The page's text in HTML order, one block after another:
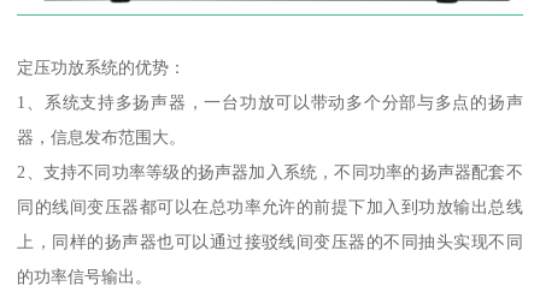
定压功放系统的优势：
1、系统支持多扬声器，一台功放可以带动多个分部与多点的扬声
器，信息发布范围大。
2、支持不同功率等级的扬声器加入系统，不同功率的扬声器配套不
同的线间变压器都可以在总功率允许的前提下加入到功放输出总线
上，同样的扬声器也可以通过接驳线间变压器的不同抽头实现不同
的功率信号输出。